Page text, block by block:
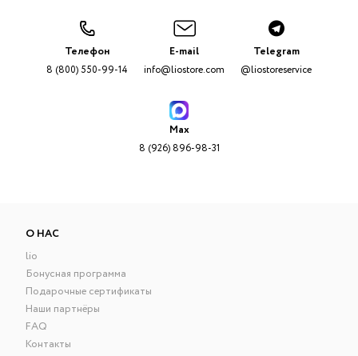
Телефон
8 (800) 550-99-14
E-mail
info@liostore.com
Telegram
@liostoreservice
Max
8 (926) 896-98-31
О НАС
lio
Бонусная программа
Подарочные сертификаты
Наши партнёры
FAQ
Контакты